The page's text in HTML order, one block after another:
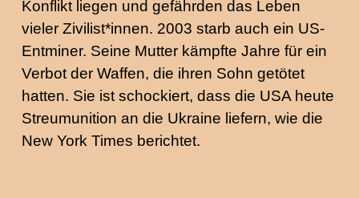
Konflikt liegen und gefährden das Leben
vieler Zivilist*innen. 2003 starb auch ein US-
Entminer. Seine Mutter kämpfte Jahre für ein
Verbot der Waffen, die ihren Sohn getötet
hatten. Sie ist schockiert, dass die USA heute
Streumunition an die Ukraine liefern, wie die
New York Times berichtet.